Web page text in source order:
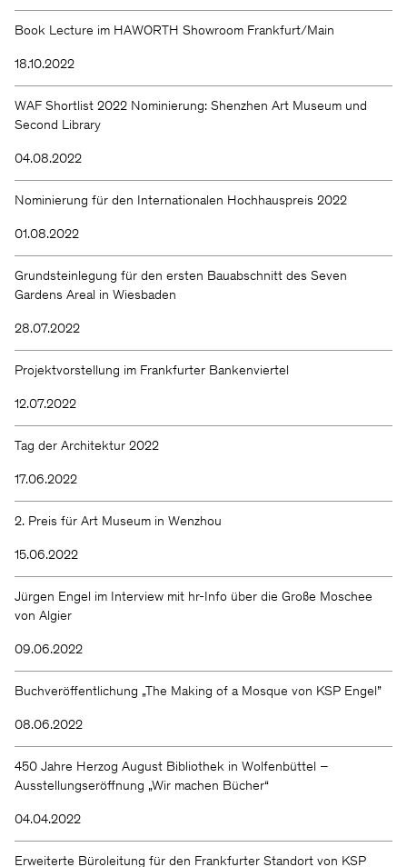
Book Lecture im HAWORTH Showroom Frankfurt/Main
18.10.2022
WAF Shortlist 2022 Nominierung: Shenzhen Art Museum und
Second Library
04.08.2022
Nominierung für den Internationalen Hochhauspreis 2022
01.08.2022
Grundsteinlegung für den ersten Bauabschnitt des Seven
Gardens Areal in Wiesbaden
28.07.2022
Projektvorstellung im Frankfurter Bankenviertel
12.07.2022
Tag der Architektur 2022
17.06.2022
2. Preis für Art Museum in Wenzhou
15.06.2022
Jürgen Engel im Interview mit hr-Info über die Große Moschee
von Algier
09.06.2022
Buchveröffentlichung „The Making of a Mosque von KSP Engel”
08.06.2022
450 Jahre Herzog August Bibliothek in Wolfenbüttel –
Ausstellungseröffnung „Wir machen Bücher“
04.04.2022
Erweiterte Büroleitung für den Frankfurter Standort von KSP
Wir halten Sie gern auf dem
Laufenden.
KSP ENGEL
Kontakt
Presse
Impressum
Datenschutz
Hinweisgeber
Facebook
Instagram
LinkedIn